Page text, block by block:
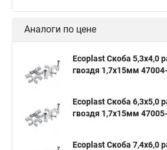
Аналоги по цене
Ecoplast Скоба 5,3х4,0
гвоздя 1,7х15мм
Ecoplast Скоба 6,3х5,0
гвоздя 1,7х15мм
Ecoplast Скоба 7,4х6,0